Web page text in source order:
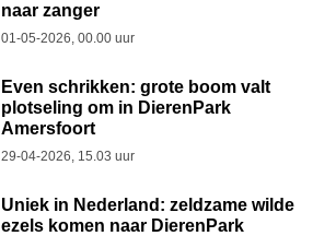
naar zanger
01-05-2026, 00.00 uur
Even schrikken: grote boom valt
plotseling om in DierenPark
Amersfoort
29-04-2026, 15.03 uur
Uniek in Nederland: zeldzame wilde
ezels komen naar DierenPark